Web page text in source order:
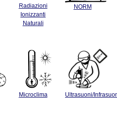
Radiazioni
Ionizzanti
Naturali
NORM
Microclima Ultrasuoni/